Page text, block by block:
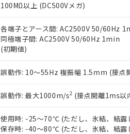
100MΩ以上 (DC500Vメガ)
各端子とアース間: AC2500V 50/60Hz
同極端子間: AC2500V 50/60Hz 1min
(初期値)
誤動作: 10～55Hz 複振幅 1.5mm (接点
誤動作: 最大1000m/s2 (接点開離1ms以
使用時: -25～70℃ (ただし、氷結、結露
保存時: -40～80℃ (ただし、氷結、結露
さい。
※当社の共同利用者とは、"個
いる法人を指します。
下記の非含有証明書をダウンロード
EU RoHS指令（10物質）の非含有証
51物質の非含有証明書（当社基準）
※本証明書は発行日時点で非含有を
また、RoHS指令のフタル酸エステ
混在することから備考欄に対応日を
り割愛しております。